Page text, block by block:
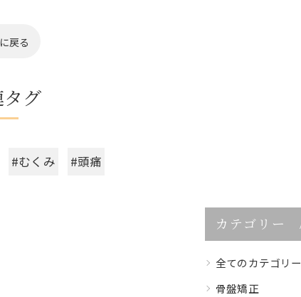
戻る
グ
#むくみ #頭痛
カテゴリー
全てのカテゴリー
骨盤矯正